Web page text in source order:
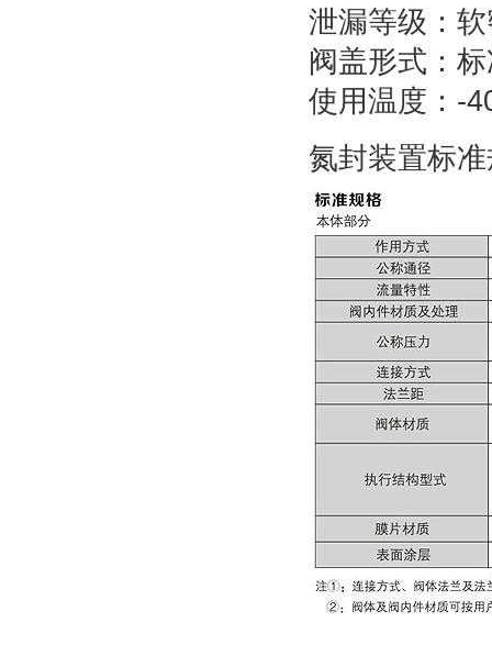
泄漏等级：
阀盖形式：
使用温度：-
氮封装置标